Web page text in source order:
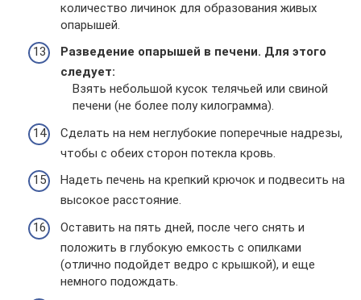
количество личинок для образования живых
опарышей.
Разведение опарышей в печени. Для этого
следует:
Взять небольшой кусок телячьей или свиной
печени (не более полу килограмма).
Сделать на нем неглубокие поперечные надрезы,
чтобы с обеих сторон потекла кровь.
Надеть печень на крепкий крючок и подвесить на
высокое расстояние.
Оставить на пять дней, после чего снять и
положить в глубокую емкость с опилками
(отлично подойдет ведро с крышкой), и еще
немного подождать.